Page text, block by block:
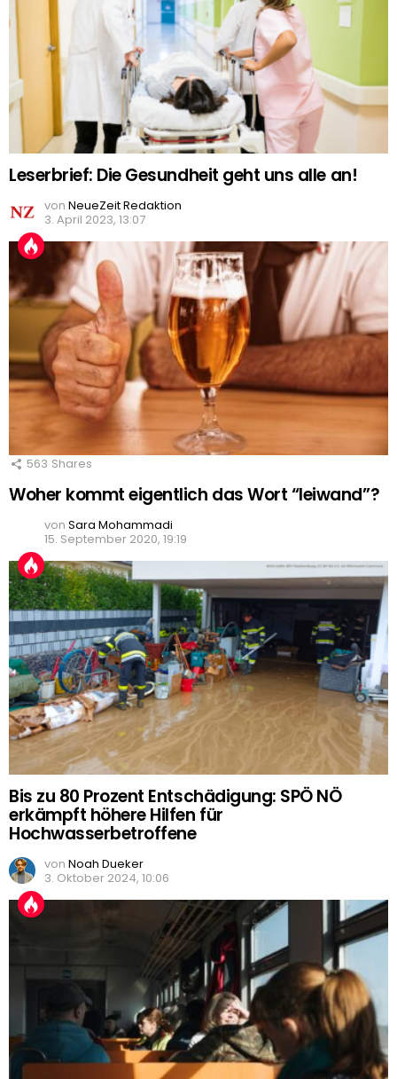
Leserbrief: Die Gesundheit geht uns alle an!
von NeueZeit Redaktion
3. April 2023, 13:07
563 Shares
Woher kommt eigentlich das Wort “leiwand”?
von Sara Mohammadi
15. September 2020, 19:19
Bis zu 80 Prozent Entschädigung: SPÖ NÖ
erkämpft höhere Hilfen für
Hochwasserbetroffene
von Noah Dueker
3. Oktober 2024, 10:06